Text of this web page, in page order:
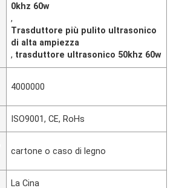
0khz 60w
,
Trasduttore più pulito ultrasonico
di alta ampiezza
, trasduttore ultrasonico 50khz 60w
4000000
ISO9001, CE, RoHs
cartone o caso di legno
La Cina